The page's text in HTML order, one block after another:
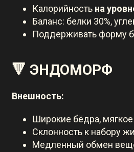
Калорийность на
Баланс: белки 30%,
Поддерживать форму
🔻 ЭНДОМОРФ
Внешность:
Широкие бёдра, мягкое
Склонность к набору
Медленный обмен